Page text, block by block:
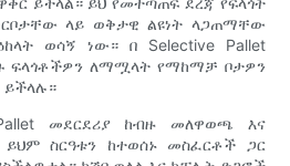
ላይ ወቅታዊ ልዩነት ላጋጠማቸው
ወሳኝ ነው። በ Selective Pallet
ፍላጎቶችዎን ለማሟላት የማከማቻ ቦታዎን
መደርደሪያ ከብዙ መለዋወጫ እና
ስርዓቱን ከተወሰኑ መስፈርቶች ጋር